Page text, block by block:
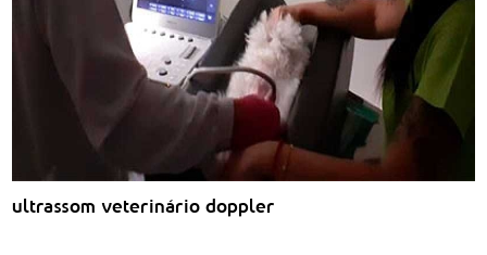
ultrassom veterinário doppler